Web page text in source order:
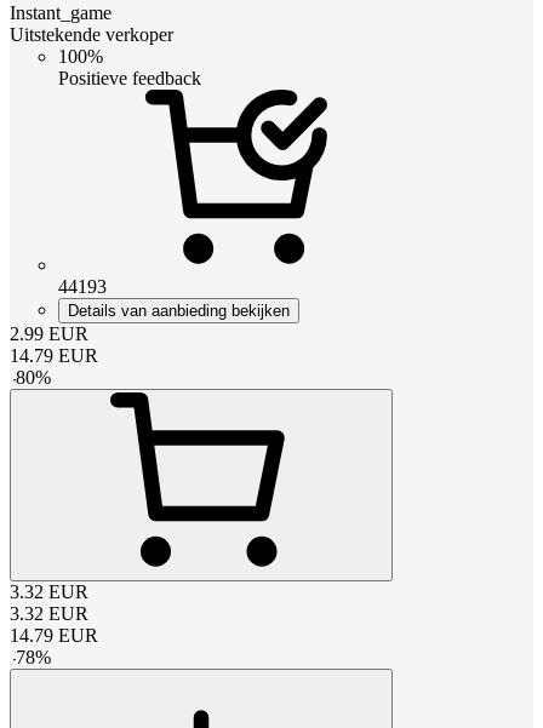
Instant_game
Uitstekende verkoper
100%
Positieve feedback
44193
Details van aanbieding bekijken
2.99 EUR
14.79 EUR
-80%
3.32 EUR
3.32 EUR
14.79 EUR
-78%